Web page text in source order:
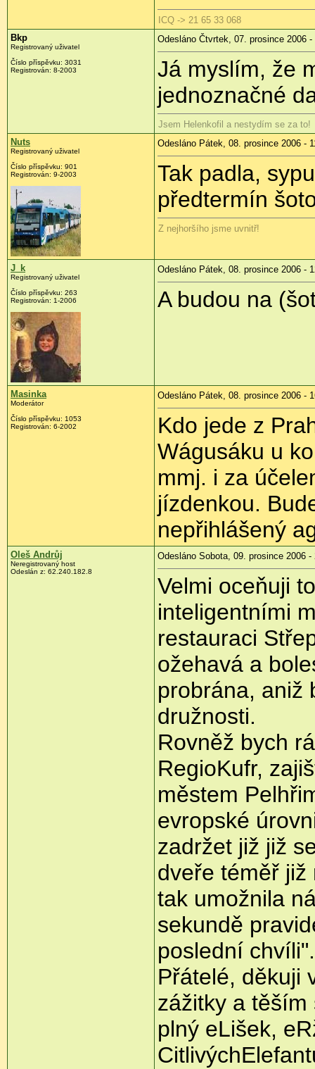
ICQ -> 21 65 33 068
Bkp
Registrovaný uživatel
Číslo příspěvku: 3031
Registrován: 8-2003
Odesláno Čtvrtek, 07. prosince 2006 -
Já myslím, že
jednoznačné
Jsem Helenkofil a nestydím se za to!
Nuts
Registrovaný uživatel
Číslo příspěvku: 901
Registrován: 9-2003
Odesláno Pátek, 08. prosince 2006 -
Tak padla,
předtermín
Z nejhoršího jsme uvnitř!
J_k
Registrovaný uživatel
Číslo příspěvku: 263
Registrován: 1-2006
Odesláno Pátek, 08. prosince 2006 -
A budou na
Masinka
Moderátor
Číslo příspěvku: 1053
Registrován: 6-2002
Odesláno Pátek, 08. prosince 2006 -
Kdo jede z
Wágusáku u
mmj. i za
jízdenkou.
nepřihlášený
Oleš Andrůj
Neregistrovaný host
Odeslán z: 62.240.182.8
Odesláno Sobota, 09. prosince 2006 -
Velmi oceňuji
inteligentními
restauraci
ožehavá a
probrána, aniž
družnosti.
Rovněž bych
RegioKufr,
městem
evropské
zadržet již již
dveře téměř
tak umožnila
sekundě
poslední chvíli".
Přátelé, děkuji
zážitky a
plný eLišek,